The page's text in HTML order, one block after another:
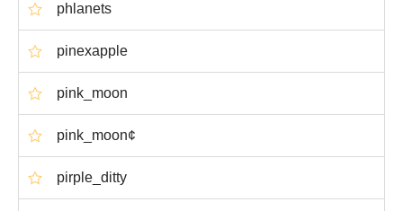
phlanets
pinexapple
pink_moon
pink_moon¢
pirple_ditty